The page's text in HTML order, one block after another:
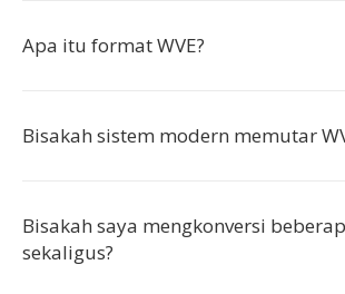
Apa itu format WVE?
Bisakah sistem modern memutar
Bisakah saya mengkonversi
sekaligus?